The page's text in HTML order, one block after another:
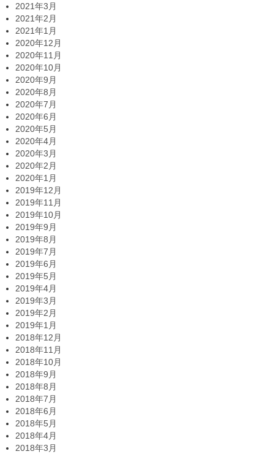
2021年3月
2021年2月
2021年1月
2020年12月
2020年11月
2020年10月
2020年9月
2020年8月
2020年7月
2020年6月
2020年5月
2020年4月
2020年3月
2020年2月
2020年1月
2019年12月
2019年11月
2019年10月
2019年9月
2019年8月
2019年7月
2019年6月
2019年5月
2019年4月
2019年3月
2019年2月
2019年1月
2018年12月
2018年11月
2018年10月
2018年9月
2018年8月
2018年7月
2018年6月
2018年5月
2018年4月
2018年3月